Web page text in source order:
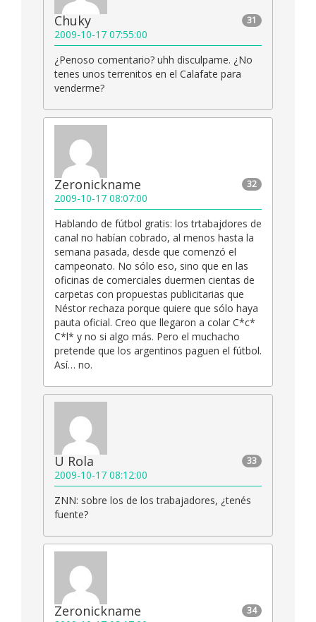
31
Chuky
2009-10-17 07:55:00
¿Penoso comentario? uhh disculpame. ¿No
tenes unos terrenitos en el Calafate para
venderme?
32
Zeronickname
2009-10-17 08:07:00
Hablando de fútbol gratis: los trtabajdores de
canal no habían cobrado, al menos hasta la
semana pasada, desde que comenzó el
campeonato. No sólo eso, sino que en las
oficinas de comerciales duermen cientas de
carpetas con propuestas publicitarias que
Néstor rechaza porque quiere que sólo haya
pauta oficial. Creo que llegaron a colar C*c*
C*l* y no si algo más. Pero el muchacho
pretende que los argentinos paguen el fútbol.
Así… no.
33
U Rola
2009-10-17 08:12:00
ZNN: sobre los de los trabajadores, ¿tenés
fuente?
34
Zeronickname